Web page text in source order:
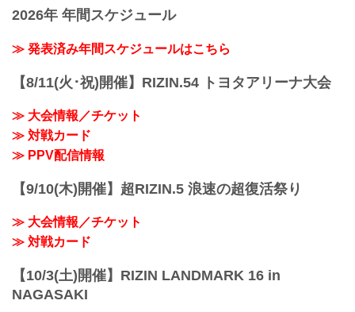
RIZIN.39 in マリンメッセ福岡
大会概要
湘南美容クリニック presents RIZIN.39
日時
予定時間が前後することがありますので
ご了承ください。
2026年 年間スケジュール
≫ 発表済み年間スケジュールはこちら
【8/11(火･祝)開催】RIZIN.54 トヨタアリーナ大会
≫ 大会情報／チケット
≫ 対戦カード
≫ PPV配信情報
【9/10(木)開催】超RIZIN.5 浪速の超復活祭り
≫ 大会情報／チケット
≫ 対戦カード
【10/3(土)開催】RIZIN LANDMARK 16 in
NAGASAKI